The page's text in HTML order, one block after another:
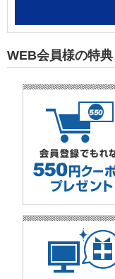
WEB会員様の特典